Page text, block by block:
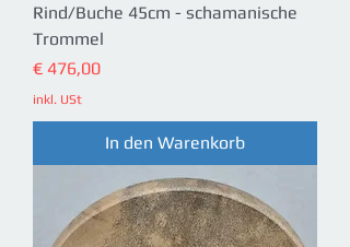
Rind/Buche 45cm - schamanische
Trommel
Preis
€ 476,00
inkl. USt
In den Warenkorb